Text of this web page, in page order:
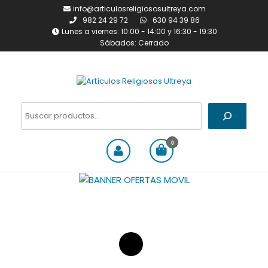
info@articulosreligiososultreya.com
982 24 29 72
630 94 39 86
Lunes a viernes: 10:00 - 14:00 y 16:30 - 19:30
Sábados: Cerrado
Artículos Religiosos Ultreya
venta de todo tipo de
Buscar
0